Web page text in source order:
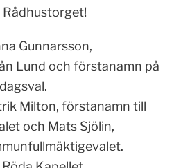
Gunnarsson,
Lund och förstanamn på
Milton, förstanamn till
och Mats Sjölin,